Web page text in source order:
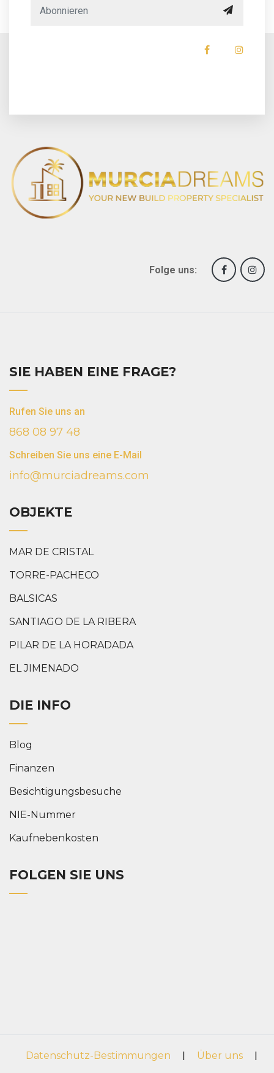
Folge uns:
SIE HABEN EINE FRAGE?
Rufen Sie uns an
868 08 97 48
Schreiben Sie uns eine E-Mail
info@murciadreams.com
OBJEKTE
MAR DE CRISTAL
TORRE-PACHECO
BALSICAS
SANTIAGO DE LA RIBERA
PILAR DE LA HORADADA
EL JIMENADO
DIE INFO
Blog
Finanzen
Besichtigungsbesuche
NIE-Nummer
Kaufnebenkosten
FOLGEN SIE UNS
Datenschutz-Bestimmungen Über uns